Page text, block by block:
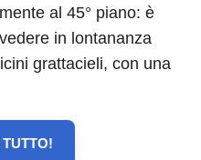
al 45° piano: è
in lontananza
grattacieli, con una
TUTTO!